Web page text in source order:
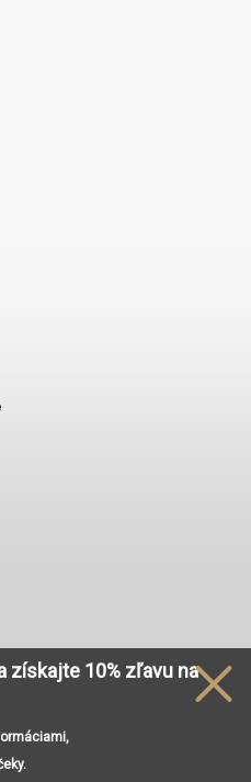
Vám umožnili pohodlné
získajte 10% zľavu na